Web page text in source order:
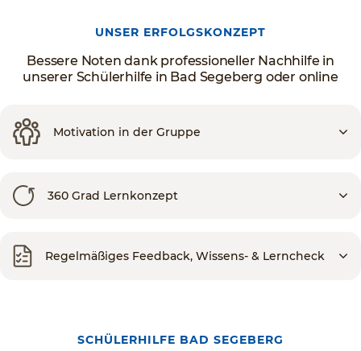
UNSER ERFOLGSKONZEPT
Bessere Noten dank professioneller Nachhilfe in
unserer Schülerhilfe in Bad Segeberg oder online
Motivation in der Gruppe
360 Grad Lernkonzept
Regelmäßiges Feedback, Wissens- & Lerncheck
SCHÜLERHILFE BAD SEGEBERG